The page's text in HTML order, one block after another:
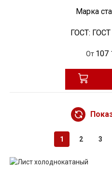
Марка
ГОСТ:
От 107
1 2 3